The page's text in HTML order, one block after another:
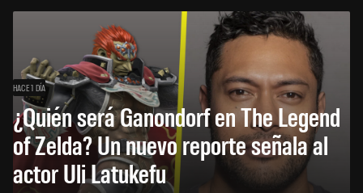
HACE 1 DÍA
¿Quién será Ganondorf en The Legend
of Zelda? Un nuevo reporte señala al
actor Uli Latukefu